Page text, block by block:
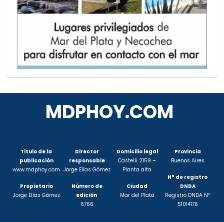
MDPHOY.COM
Titulo de la
publicación
www.mdphoy.com
Propietario
Jorge Elías Gómez
Director
responsable
Jorge Elías Gómez
Número de
edición
6766
Domicilio legal
Castelli 2159 –
Planta alta
Ciudad
Mar del Plata
Provincia
Buenos Aires
N° de registro
DNDA
Registro DNDA Nº
51014176